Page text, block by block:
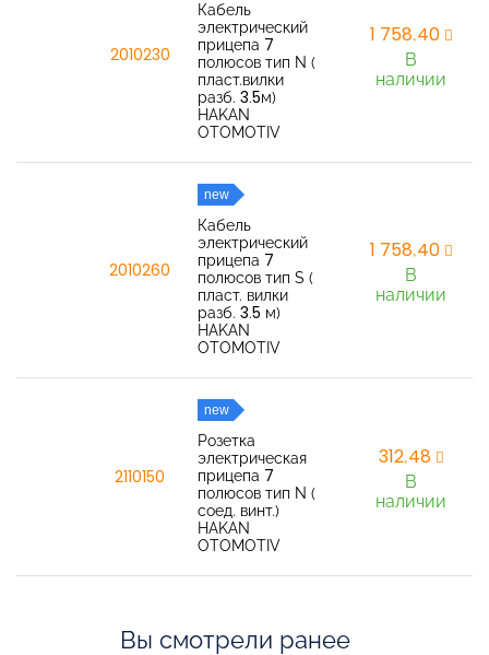
2010230
Кабель
электрический
прицепа 7
полюсов тип N (
пласт.вилки
разб. 3.5м)
HAKAN
OTOMOTIV
1 758,40
В
наличии
2010260
new
Кабель
электрический
прицепа 7
полюсов тип S (
пласт. вилки
разб. 3.5 м)
HAKAN
OTOMOTIV
1 758,40
В
наличии
2110150
new
Розетка
электрическая
прицепа 7
полюсов тип N (
соед. винт.)
HAKAN
OTOMOTIV
312,48
В
наличии
Вы смотрели ранее